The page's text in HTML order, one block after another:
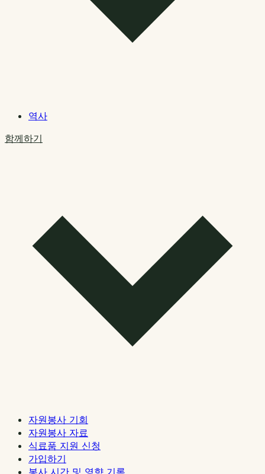
역사
함께하기
자원봉사 기회
자원봉사 자료
식료품 지원 신청
가입하기
봉사 시간 및 영향 기록